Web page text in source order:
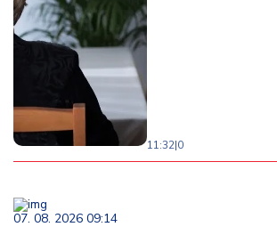
11:32|0
07. 08. 2026 09:14